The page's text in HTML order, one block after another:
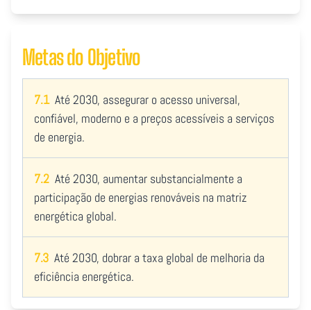
Metas do Objetivo
7.1 Até 2030, assegurar o acesso universal,
confiável, moderno e a preços acessíveis a serviços
de energia.
7.2 Até 2030, aumentar substancialmente a
participação de energias renováveis na matriz
energética global.
7.3 Até 2030, dobrar a taxa global de melhoria da
eficiência energética.